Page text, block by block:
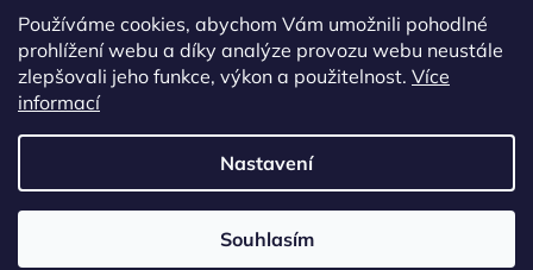
Používáme cookies, abychom Vám umožnili pohodlné
prohlížení webu a díky analýze provozu webu neustále
zlepšovali jeho funkce, výkon a použitelnost. Více
informací
Nastavení
Souhlasím
krátkou pauzu.
Objednávky přijímáme dál - klubíčka, která máme
vyrobená, odešleme bez zdržení. U ostatních se doba
☀
Od 7.8. do 14.8. si dovolenou bude užívat obchůdek v
po návratu.
Děkujeme za pochopení!🧶
Sledovat na Instagramu
Vytvořil Shoptet
Pohoda na háčku. Všechna práva vyhrazena.